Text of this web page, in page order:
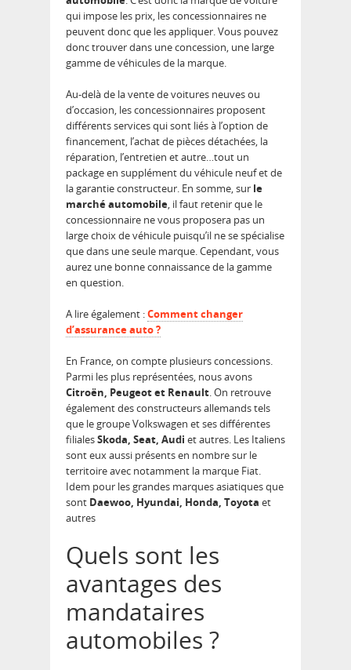
qui impose les prix, les concessionnaires ne
peuvent donc que les appliquer. Vous pouvez
donc trouver dans une concession, une large
gamme de véhicules de la marque.
Au-delà de la vente de voitures neuves ou
d’occasion, les concessionnaires proposent
différents services qui sont liés à l’option de
financement, l’achat de pièces détachées, la
réparation, l’entretien et autre…tout un
package en supplément du véhicule neuf et de
la garantie constructeur. En somme, sur le
marché automobile, il faut retenir que le
concessionnaire ne vous proposera pas un
large choix de véhicule puisqu’il ne se spécialise
que dans une seule marque. Cependant, vous
aurez une bonne connaissance de la gamme
en question.
A lire également :Comment changer
d’assurance auto ?
En France, on compte plusieurs concessions.
Parmi les plus représentées, nous avons
Citroën, Peugeot et Renault. On retrouve
également des constructeurs allemands tels
que le groupe Volkswagen et ses différentes
filialesSkoda, Seat, Audi et autres. Les Italiens
sont eux aussi présents en nombre sur le
territoire avec notamment la marque Fiat.
Idem pour les grandes marques asiatiques que
sont Daewoo, Hyundai, Honda, Toyota et
autres
Quels sont les
avantages des
mandataires
automobiles ?